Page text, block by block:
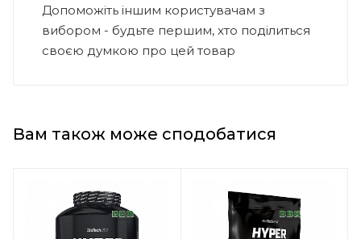
Допоможіть іншим користувачам з
вибором - будьте першим, хто поділиться
своєю думкою про цей товар
Вам також може сподобатися